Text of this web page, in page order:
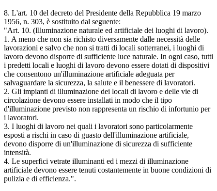
8. L'art. 10 del decreto del Presidente della Repubblica 19 marzo
1956, n. 303, è sostituito dal seguente:
"Art. 10. (Illuminazione naturale ed artificiale dei luoghi di lavoro).
1. A meno che non sia richisto diversamente dalle necessità delle
lavorazioni e salvo che non si tratti di locali sotterranei, i luoghi di
lavoro devono disporre di sufficiente luce naturale. In ogni caso, tutti
i predetti locali e luoghi di lavoro devono essere dotati di dispositivi
che consentono un'illuminazione artificiale adeguata per
salvaguardare la sicurezza, la salute e il benessere di lavoratori.
2. Gli impianti di illuminazione dei locali di lavoro e delle vie di
circolazione devono essere installati in modo che il tipo
d'illuminazione previsto non rappresenta un rischio di infortunio per
i lavoratori.
3. I luoghi di lavoro nei quali i lavoratori sono particolarmente
esposti a rischi in caso di guasto dell'illuminazione artificiale,
devono disporre di un'illuminazione di sicurezza di sufficiente
intensità.
4. Le superfici vetrate illuminanti ed i mezzi di illuminazione
artificiale devono essere tenuti costantemente in buone condizioni di
pulizia e di efficienza.".